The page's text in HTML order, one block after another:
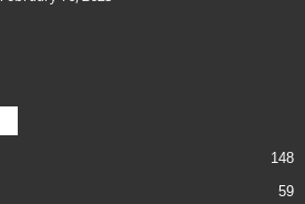
148
59